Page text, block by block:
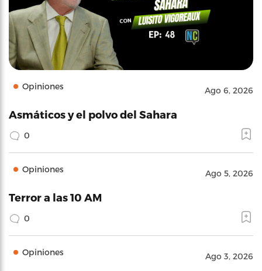
Opiniones Ago 6, 2026
Asmáticos y el polvo del Sahara
0
Opiniones Ago 5, 2026
Terror a las 10 AM
0
Opiniones Ago 3, 2026